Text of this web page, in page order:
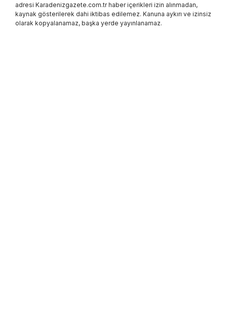
adresi Karadenizgazete.com.tr haber içerikleri izin alınmadan,
kaynak gösterilerek dahi iktibas edilemez. Kanuna aykırı ve izinsiz
olarak kopyalanamaz, başka yerde yayınlanamaz.